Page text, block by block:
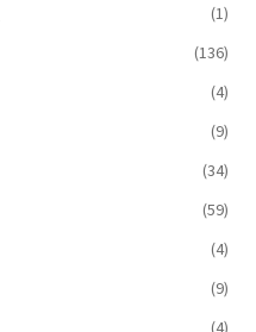
(1)
(136)
(4)
(9)
(34)
(59)
(4)
(9)
(4)